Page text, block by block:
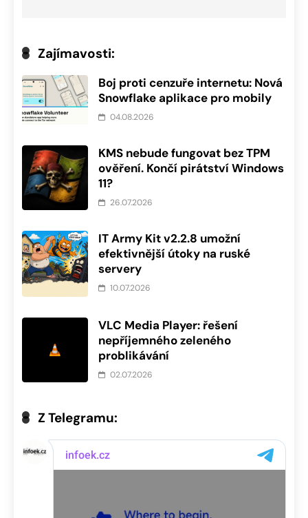
Zajímavosti:
Boj proti cenzuře internetu: Nová
Snowflake aplikace pro mobily
04.08.2026
KMS nebude fungovat bez TPM
ověření. Končí pirátství Windows
11?
26.07.2026
IT Army Kit v2.2.8 umožní
efektivnější útoky na ruské
servery
10.07.2026
VLC Media Player: řešení
nepříjemného zeleného
problikávání
02.07.2026
Z Telegramu: